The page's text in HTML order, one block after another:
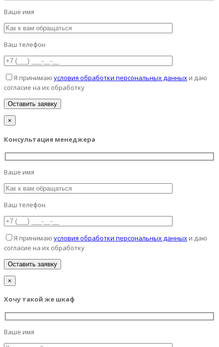
Ваше имя
Ваш телефон
Я принимаю условия обработки персональных данных и даю
согласие на их обработку
×
Консультация менеджера
Ваше имя
Ваш телефон
Я принимаю условия обработки персональных данных и даю
согласие на их обработку
×
Хочу такой же шкаф
Ваше имя